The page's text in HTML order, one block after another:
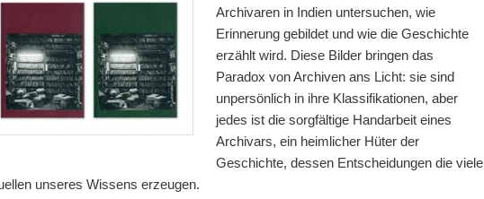
Archivaren in Indien untersuchen, wie
Erinnerung gebildet und wie die Geschichte
erzählt wird. Diese Bilder bringen das
Paradox von Archiven ans Licht: sie sind
unpersönlich in ihre Klassifikationen, aber
jedes ist die sorgfältige Handarbeit eines
Archivars, ein heimlicher Hüter der
Geschichte, dessen Entscheidungen die viele
unseres Wissens erzeugen.